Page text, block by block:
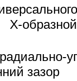
Х-
зазор